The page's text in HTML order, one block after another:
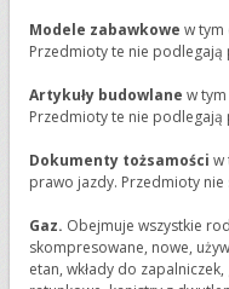
Modele zabawkowe w tym
Przedmioty te nie podlegają
Artykuły budowlane w
Przedmioty te nie podlegają
Dokumenty tożsamości w
prawo jazdy. Przedmioty
Gaz. Obejmuje wszystkie
skompresowane, nowe,
etan, wkłady do